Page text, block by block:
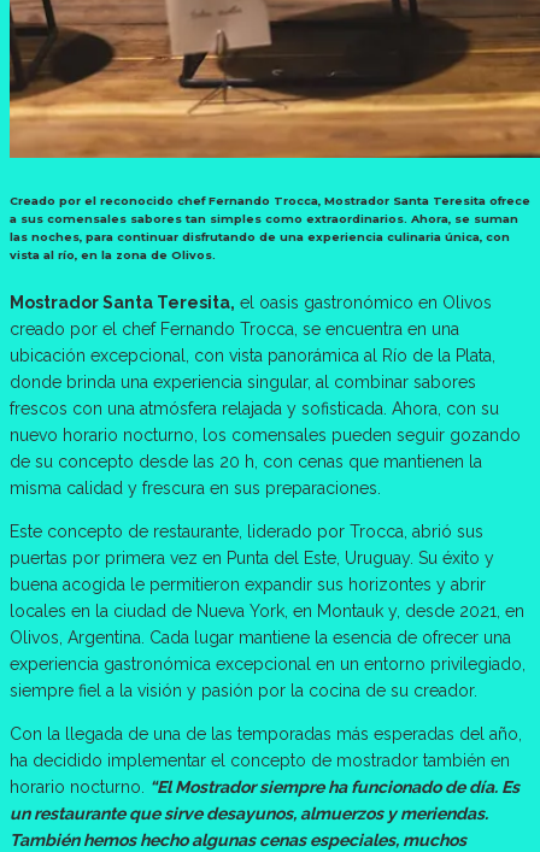
Creado por el reconocido chef Fernando Trocca, Mostrador Santa Teresita ofrece
a sus comensales sabores tan simples como extraordinarios. Ahora, se suman
las noches, para continuar disfrutando de una experiencia culinaria única, con
vista al río, en la zona de Olivos.
Mostrador Santa Teresita, el oasis gastronómico en Olivos
creado por el chef Fernando Trocca, se encuentra en una
ubicación excepcional, con vista panorámica al Río de la Plata,
donde brinda una experiencia singular, al combinar sabores
frescos con una atmósfera relajada y sofisticada. Ahora, con su
nuevo horario nocturno, los comensales pueden seguir gozando
de su concepto desde las 20 h, con cenas que mantienen la
misma calidad y frescura en sus preparaciones.
Este concepto de restaurante, liderado por Trocca, abrió sus
puertas por primera vez en Punta del Este, Uruguay. Su éxito y
buena acogida le permitieron expandir sus horizontes y abrir
locales en la ciudad de Nueva York, en Montauk y, desde 2021, en
Olivos, Argentina. Cada lugar mantiene la esencia de ofrecer una
experiencia gastronómica excepcional en un entorno privilegiado,
siempre fiel a la visión y pasión por la cocina de su creador.
Con la llegada de una de las temporadas más esperadas del año,
ha decidido implementar el concepto de mostrador también en
horario nocturno. “El Mostrador siempre ha funcionado de día. Es
un restaurante que sirve desayunos, almuerzos y meriendas.
También hemos hecho algunas cenas especiales, muchos